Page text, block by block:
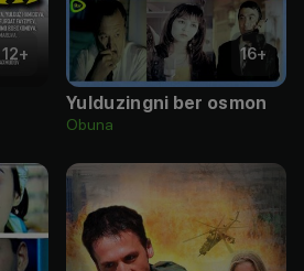
12+ 16+
Yulduzingni ber osmon
Obuna